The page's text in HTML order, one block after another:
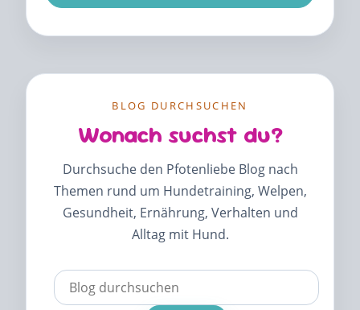
BLOG DURCHSUCHEN
Wonach suchst du?
Durchsuche den Pfotenliebe Blog nach
Themen rund um Hundetraining, Welpen,
Gesundheit, Ernährung, Verhalten und
Alltag mit Hund.